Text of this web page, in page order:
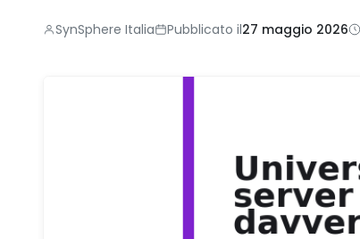
SynSphere Italia Pubblicato il27 maggio 2026